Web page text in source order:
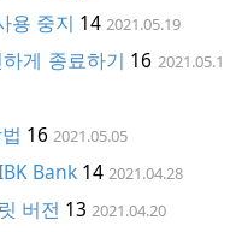
용 중지 14 2021.05.19
게 종료하기 162021.05.1
16 2021.05.05
Bank 14 2021.04.28
버전 13 2021.04.20